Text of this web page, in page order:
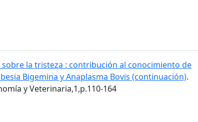
sobre la tristeza : contribución al conocimiento de
Bigemina y Anaplasma Bovis (continuación).
y Veterinaria,1,p.110-164